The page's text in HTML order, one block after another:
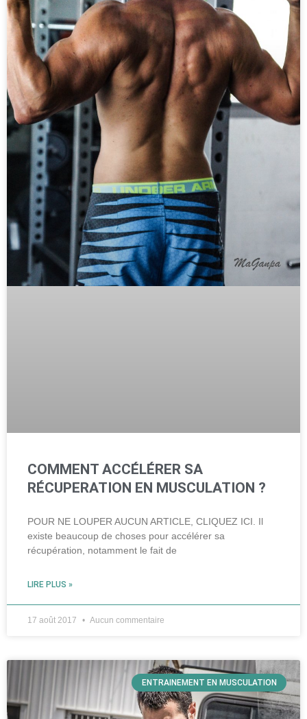
COMMENT ACCÉLÉRER SA
RÉCUPERATION EN MUSCULATION ?
POUR NE LOUPER AUCUN ARTICLE, CLIQUEZ ICI. Il
existe beaucoup de choses pour accélérer sa
récupération, notamment le fait de
LIRE PLUS »
17 août 2017 Aucun commentaire
ENTRAINEMENT EN MUSCULATION